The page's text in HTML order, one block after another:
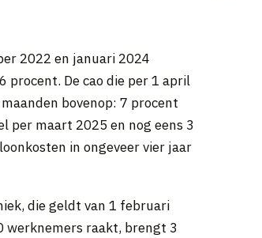
2022 en januari 2024
procent. De cao die per 1 april
bovenop: 7 procent
per maart 2025 en nog eens 3
in ongeveer vier jaar
die geldt van 1 februari
werknemers raakt, brengt 3